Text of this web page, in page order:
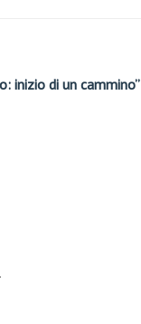
inizio di un cammino”